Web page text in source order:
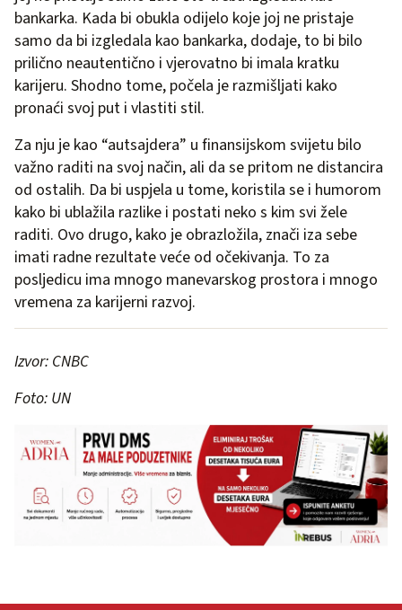
bankarka. Kada bi obukla odijelo koje joj ne pristaje
samo da bi izgledala kao bankarka, dodaje, to bi bilo
prilično neautentično i vjerovatno bi imala kratku
karijeru. Shodno tome, počela je razmišljati kako
pronaći svoj put i vlastiti stil.
Za nju je kao “autsajdera” u finansijskom svijetu bilo
važno raditi na svoj način, ali da se pritom ne distancira
od ostalih. Da bi uspjela u tome, koristila se i humorom
kako bi ublažila razlike i postati neko s kim svi žele
raditi. Ovo drugo, kako je obrazložila, znači iza sebe
imati radne rezultate veće od očekivanja. To za
posljedicu ima mnogo manevarskog prostora i mnogo
vremena za karijerni razvoj.
Izvor: CNBC
Foto: UN